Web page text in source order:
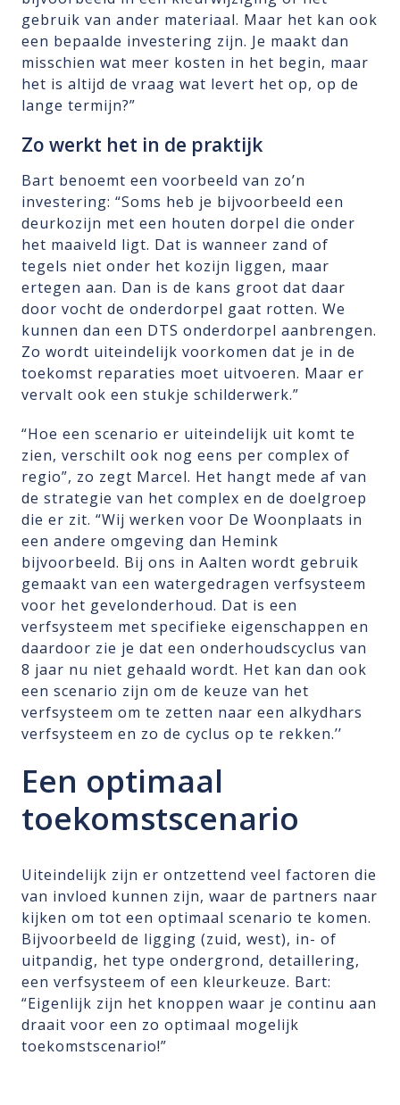
gebruik van ander materiaal. Maar het kan ook
een bepaalde investering zijn. Je maakt dan
misschien wat meer kosten in het begin, maar
het is altijd de vraag wat levert het op, op de
lange termijn?”
Zo werkt het in de praktijk
Bart benoemt een voorbeeld van zo’n
investering: “Soms heb je bijvoorbeeld een
deurkozijn met een houten dorpel die onder
het maaiveld ligt. Dat is wanneer zand of
tegels niet onder het kozijn liggen, maar
ertegen aan. Dan is de kans groot dat daar
door vocht de onderdorpel gaat rotten. We
kunnen dan een DTS onderdorpel aanbrengen.
Zo wordt uiteindelijk voorkomen dat je in de
toekomst reparaties moet uitvoeren. Maar er
vervalt ook een stukje schilderwerk.”
“Hoe een scenario er uiteindelijk uit komt te
zien, verschilt ook nog eens per complex of
regio”, zo zegt Marcel. Het hangt mede af van
de strategie van het complex en de doelgroep
die er zit. “Wij werken voor De Woonplaats in
een andere omgeving dan Hemink
bijvoorbeeld. Bij ons in Aalten wordt gebruik
gemaakt van een watergedragen verfsysteem
voor het gevelonderhoud. Dat is een
verfsysteem met specifieke eigenschappen en
daardoor zie je dat een onderhoudscyclus van
8 jaar nu niet gehaald wordt. Het kan dan ook
een scenario zijn om de keuze van het
verfsysteem om te zetten naar een alkydhars
verfsysteem en zo de cyclus op te rekken.’’
Een optimaal
toekomstscenario
Uiteindelijk zijn er ontzettend veel factoren die
van invloed kunnen zijn, waar de partners naar
kijken om tot een optimaal scenario te komen.
Bijvoorbeeld de ligging (zuid, west), in- of
uitpandig, het type ondergrond, detaillering,
een verfsysteem of een kleurkeuze. Bart:
“Eigenlijk zijn het knoppen waar je continu aan
draait voor een zo optimaal mogelijk
toekomstscenario!”